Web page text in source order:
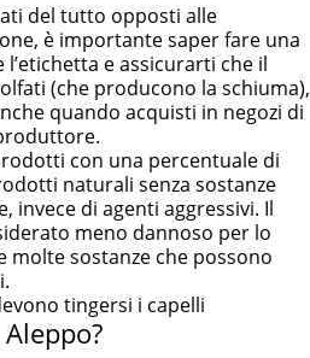
del tutto opposti alle
è importante saper fare una
e assicurarti che il
(che producono la schiuma),
quando acquisti in negozi di
con una percentuale di
naturali senza sostanze
invece di agenti aggressivi. Il
meno dannoso per lo
molte sostanze che possono
tingersi i capelli